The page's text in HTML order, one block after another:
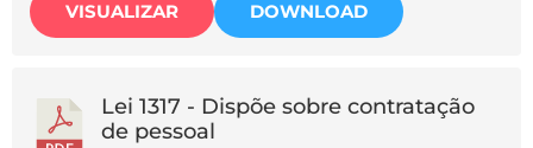
VISUALIZAR DOWNLOAD
Lei 1317 - Dispõe sobre contratação
de pessoal